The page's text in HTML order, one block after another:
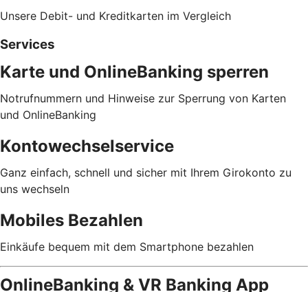
Unsere Debit- und Kreditkarten im Vergleich
Services
Karte und OnlineBanking sperren
Notrufnummern und Hinweise zur Sperrung von Karten
und OnlineBanking
Kontowechselservice
Ganz einfach, schnell und sicher mit Ihrem Girokonto zu
uns wechseln
Mobiles Bezahlen
Einkäufe bequem mit dem Smartphone bezahlen
OnlineBanking & VR Banking App